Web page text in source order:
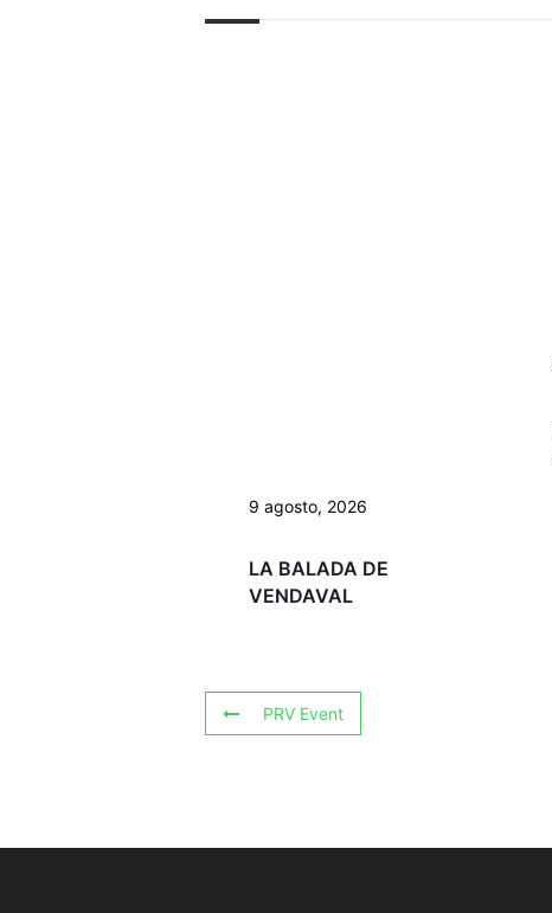
9 agosto, 2026
LA BALADA DE
VENDAVAL
PRV Event